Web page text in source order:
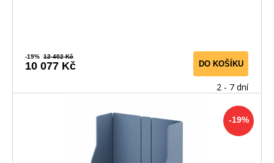
-19% 12 402 Kč
10 077 Kč DO KOŠÍKU
2 - 7 dní
-19%